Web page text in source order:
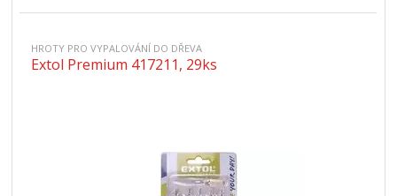
HROTY PRO VYPALOVÁNÍ DO DŘEVA
Extol Premium 417211, 29ks